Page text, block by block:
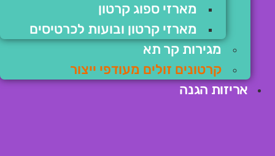
מארזי ספוג קרטון
מארזי קרטון ובועות לכרטיסים
מגירות קר תא
קרטונים זולים מעודפי ייצור
אריזות הגנה